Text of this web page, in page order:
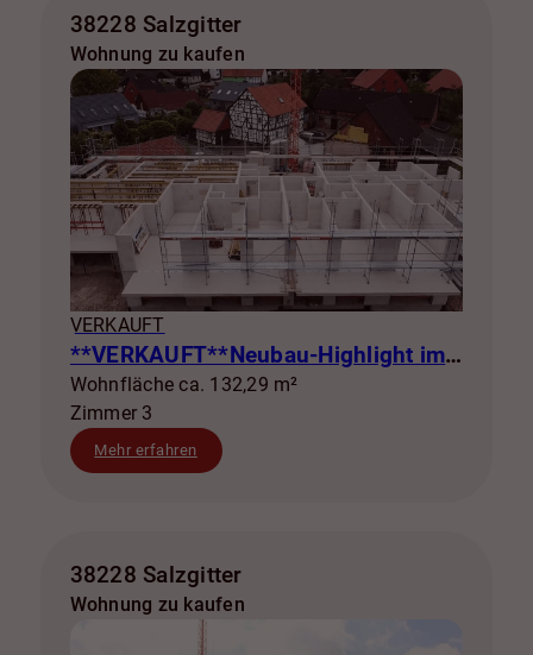
38228 Salzgitter
Wohnung zu kaufen
VERKAUFT
**VERKAUFT**Neubau-Highlight im EG: Wohnen mit Terrasse & eigenem Garten! WE 4
Wohnfläche ca. 132,29 m²
Zimmer 3
Mehr erfahren
38228 Salzgitter
Wohnung zu kaufen